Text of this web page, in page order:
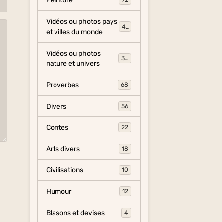
Vidéos ou photos pays
et villes du monde
454
Vidéos ou photos
nature et univers
325
Proverbes 68
Divers 56
Contes 22
Arts divers 18
Civilisations 10
Humour 12
Blasons et devises 4